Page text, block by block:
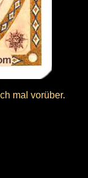
mal vorüber.